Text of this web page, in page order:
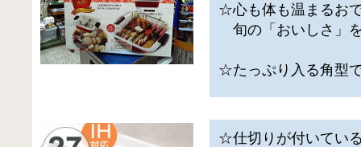
☆心も体も温まるお
旬の「おいしさ」
☆たっぷり入る角型
☆仕切りが付いてい